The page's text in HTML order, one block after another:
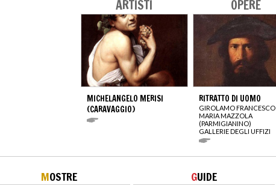
ARTISTI
MICHELANGELO MERISI
(CARAVAGGIO)
OPERE
RITRATTO DI UOMO
GIROLAMO FRANCESCO
MARIA MAZZOLA
(PARMIGIANINO)
GALLERIE DEGLI UFFIZI
MOSTRE GUIDE